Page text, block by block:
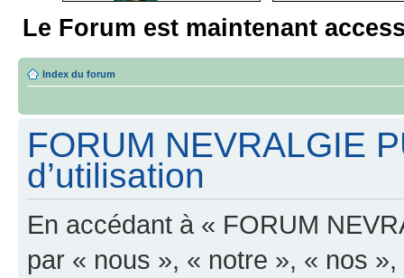
Le Forum est maintenant
Index du forum
FORUM NEVRALGIE
d’utilisation
En accédant à « FORUM
par « nous », « notre », « nos